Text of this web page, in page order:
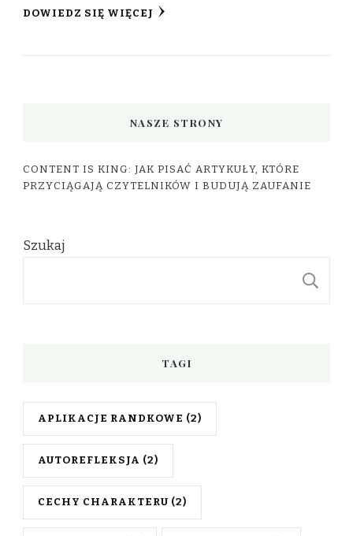
DOWIEDZ SIĘ WIĘCEJ
NASZE STRONY
CONTENT IS KING: JAK PISAĆ ARTYKUŁY, KTÓRE
PRZYCIĄGAJĄ CZYTELNIKÓW I BUDUJĄ ZAUFANIE
Szukaj
TAGI
APLIKACJE RANDKOWE (2)
AUTOREFLEKSJA (2)
CECHY CHARAKTERU (2)